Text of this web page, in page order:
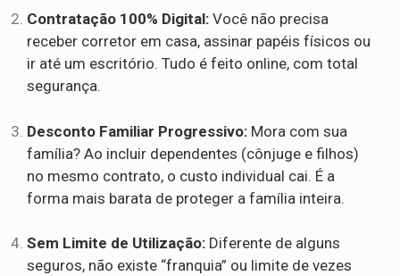
Contratação 100% Digital: Você não precisa
receber corretor em casa, assinar papéis físicos ou
ir até um escritório. Tudo é feito online, com total
segurança.
Desconto Familiar Progressivo: Mora com sua
família? Ao incluir dependentes (cônjuge e filhos)
no mesmo contrato, o custo individual cai. É a
forma mais barata de proteger a família inteira.
Sem Limite de Utilização: Diferente de alguns
seguros, não existe “franquia” ou limite de vezes